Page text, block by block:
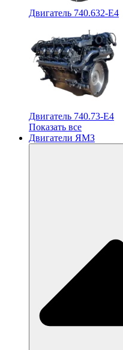
Двигатель 740.632-E4
Двигатель 740.73-E4
Показать все
Двигатели ЯМЗ